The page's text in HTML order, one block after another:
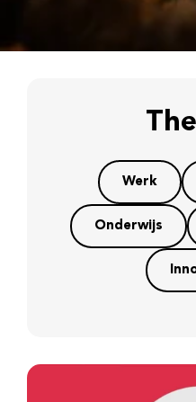
Werk
Onderwijs